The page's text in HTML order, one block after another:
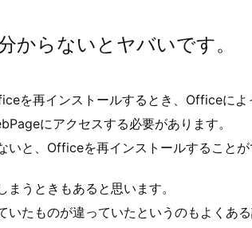
からないとヤバいです。
を再インストールするとき、Officeによ
にアクセスする必要があります。
いと、Officeを再インストールすることが
うときもあると思います。
いたものが違っていたというのもよくある